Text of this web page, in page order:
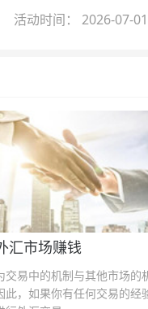
金即可参与！
活动时间： 2026-07-
汇市场赚钱
交易中的机制与其他市场的
此，如果你有任何交易的经